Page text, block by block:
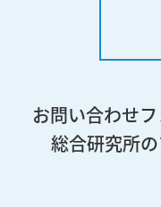
お問い合わせ
総合研究所